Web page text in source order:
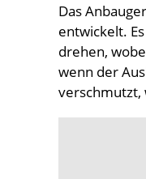
Das
entwickelt.
drehen,
wenn der
verschmutzt,